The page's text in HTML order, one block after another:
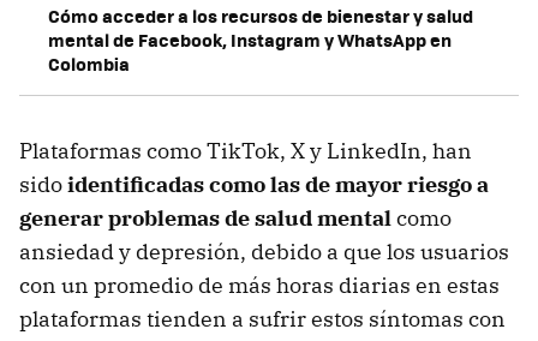
Cómo acceder a los recursos de bienestar y salud
mental de Facebook, Instagram y WhatsApp en
Colombia
Plataformas como TikTok, X y LinkedIn, han
sidoidentificadas como las de mayor riesgo a
generar problemas de salud mentalcomo
ansiedad y depresión, debido a que los usuarios
con un promedio de más horas diarias en estas
plataformas tienden a sufrir estos síntomas con